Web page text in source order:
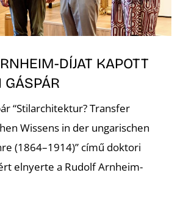
DÍJAT KAPOTT
“Stilarchitektur? Transfer
Wissens in der ungarischen
(1864–1914)” című doktori
elnyerte a Rudolf Arnheim-